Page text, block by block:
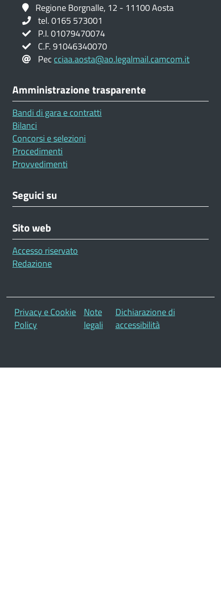
Regione Borgnalle, 12 - 11100 Aosta
tel. 0165 573001
P.I. 01079470074
C.F. 91046340070
Pec cciaa.aosta@ao.legalmail.camcom.it
Amministrazione trasparente
Bandi di gara e contratti
Bilanci
Concorsi e selezioni
Procedimenti
Provvedimenti
Seguici su
Sito web
Accesso riservato
Redazione
Footer
Privacy e Cookie
Policy
Note
legali
Dichiarazione di
accessibilità